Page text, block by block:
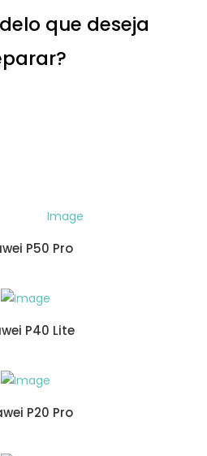
que deseja
P50 Pro
P40 Lite
P20 Pro